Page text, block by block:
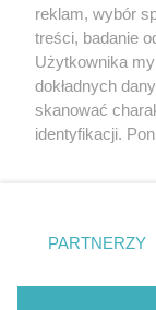
Nie zapomnij
zapoznać się z:
Twojemiasto
Piekary Śląskie
Chorzów
Tarnowskie Góry
Gliwice
reklam, wybór
treści, badanie
Użytkownika
dokładnych
skanować
identyfikacji.
prywatności
. Niektóre
zgody
takiemu
PARTNERZY